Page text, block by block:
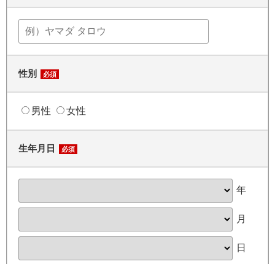
性別 必須
男性 女性
生年月日 必須
年
月
日